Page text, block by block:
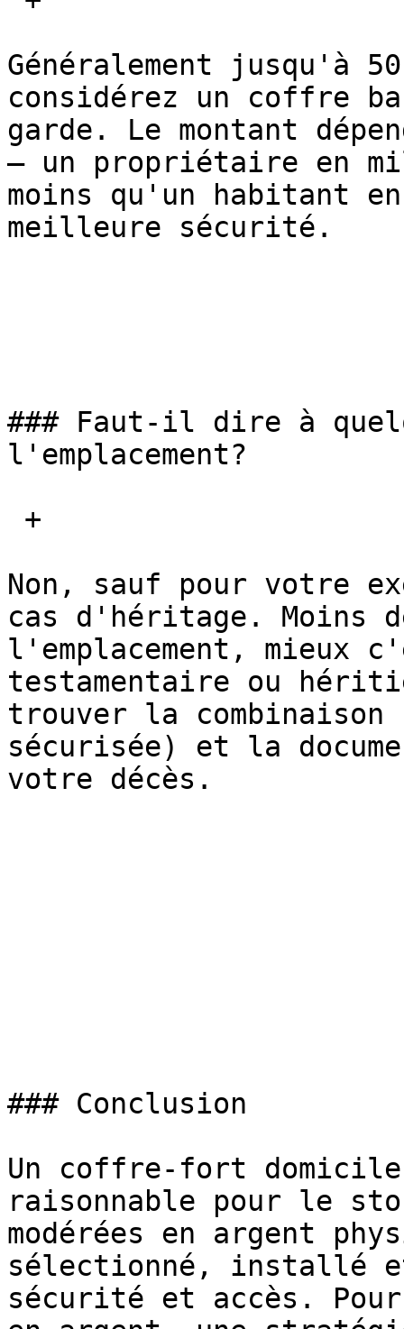
Généralement jusqu'à
considérez un coffre
garde. Le montant
– un propriétaire en
moins qu'un habitant
meilleure sécurité.
### Faut-il dire à
l'emplacement?
Non, sauf pour votre
cas d'héritage. Moins
l'emplacement, mieux
testamentaire ou
trouver la combinaison
sécurisée) et la
votre décès.
### Conclusion
Un coffre-fort
raisonnable pour le
modérées en argent
sélectionné, installé
sécurité et accès.